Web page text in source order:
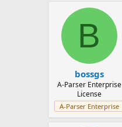
B
bossgs
A-Parser Enterprise
License
A-Parser Enterprise